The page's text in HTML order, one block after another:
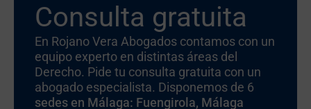
Consulta gratuita
En Rojano Vera Abogados contamos con un
equipo experto en distintas áreas del
Derecho. Pide tu consulta gratuita con un
abogado especialista. Disponemos de 6
sedes en Málaga: Fuengirola, Málaga